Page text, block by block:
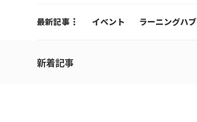
最新記事 イベント ラーニングハブ
新着記事